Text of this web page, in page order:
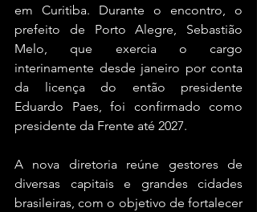
em Curitiba. Durante o encontro, o
prefeito de Porto Alegre, Sebastião
Melo, que exercia o cargo
interinamente desde janeiro por conta
da licença do então presidente
Eduardo Paes, foi confirmado como
presidente da Frente até 2027.
A nova diretoria reúne gestores de
diversas capitais e grandes cidades
brasileiras, com o objetivo de fortalecer